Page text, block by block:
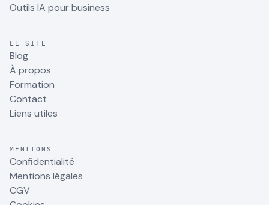
Outils IA pour business
LE SITE
Blog
À propos
Formation
Contact
Liens utiles
MENTIONS
Confidentialité
Mentions légales
CGV